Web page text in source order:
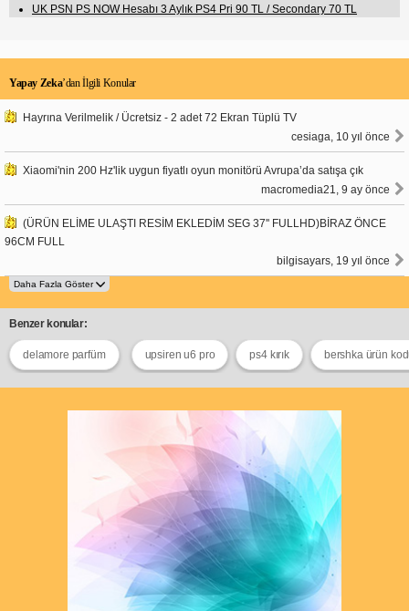
UK PSN PS NOW Hesabı 3 Aylık PS4 Pri 90 TL / Secondary 70 TL
Yapay Zeka’dan İlgili Konular
Hayrına Verilmelik / Ücretsiz - 2 adet 72 Ekran Tüplü TV
cesiaga, 10 yıl önce
Xiaomi'nin 200 Hz'lik uygun fiyatlı oyun monitörü Avrupa’da satışa çık
macromedia21, 9 ay önce
(ÜRÜN ELİME ULAŞTI RESİM EKLEDİM SEG 37'' FULLHD)BİRAZ ÖNCE
96CM FULL
bilgisayars, 19 yıl önce
Benzer konular:
delamore parfüm upsiren u6 pro ps4 kırık bershka ürün